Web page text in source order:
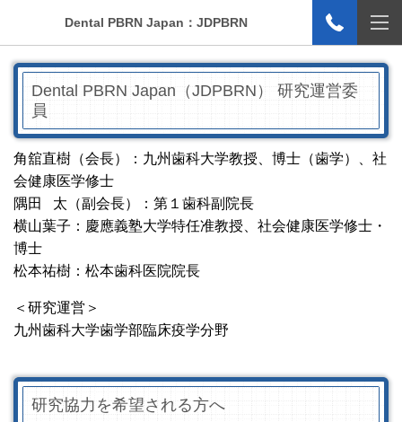
Dental PBRN Japan：JDPBRN
Dental PBRN Japan（JDPBRN） 研究運営委
員
角舘直樹（会長）： 九州歯科大学教授、博士（歯学）、社
会健康医学修士
隅田 太（副会長）： 第１歯科副院長
横山葉子：慶應義塾大学特任准教授、社会健康医学修士・
博士
松本祐樹：松本歯科医院院長
＜研究運営＞
九州歯科大学歯学部臨床疫学分野
研究協力を希望される方へ